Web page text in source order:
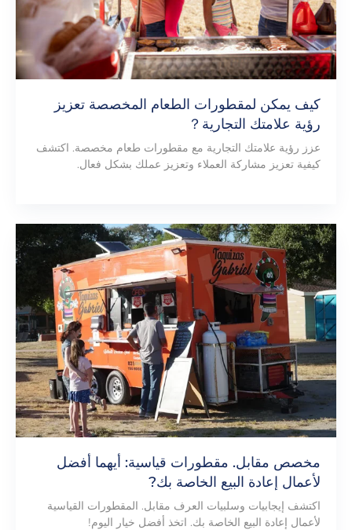
كيف يمكن لمقطورات الطعام المخصصة تعزيز
رؤية علامتك التجارية？
عزز رؤية علامتك التجارية مع مقطورات طعام مخصصة. اكتشف
كيفية تعزيز مشاركة العملاء وتعزيز عملك بشكل فعال.
مخصص مقابل. مقطورات قياسية: أيهما أفضل
لأعمال إعادة البيع الخاصة بك?
اكتشف إيجابيات وسلبيات العرف مقابل. المقطورات القياسية
لأعمال إعادة البيع الخاصة بك. اتخذ أفضل خيار اليوم!